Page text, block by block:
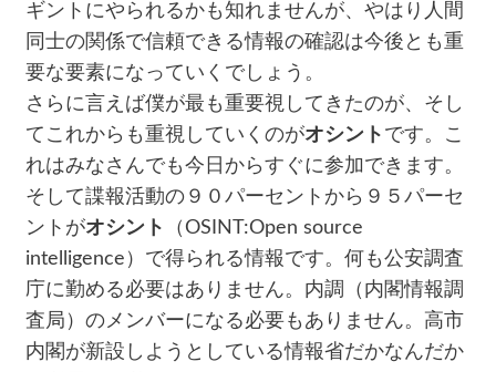
ギントにやられるかも知れませんが、やはり人間
同士の関係で信頼できる情報の確認は今後とも重
要な要素になっていくでしょう。
さらに言えば僕が最も重要視してきたのが、そし
てこれからも重視していくのがオシント です。こ
れはみなさんでも今日からすぐに参加できます。
そして諜報活動の９０パーセントから９５パーセ
ントがオシント
（OSINT:Open source
intelligence）で得られる情報です。何も公安調査
庁に勤める必要はありません。内調（内閣情報調
査局）のメンバーになる必要もありません。高市
内閣が新設しようとしている情報省だかなんだか